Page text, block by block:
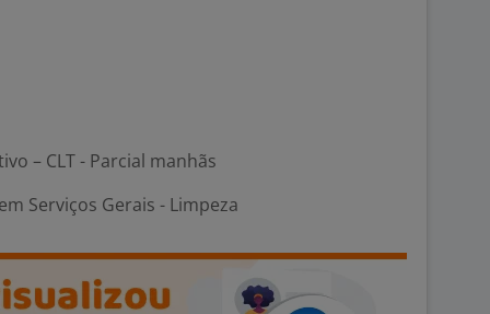
– CLT - Parcial manhãs
Serviços Gerais - Limpeza